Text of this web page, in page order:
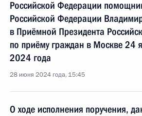
Российской Федерации
Российской Федерации
в Приёмной Президента
по приёму граждан в Москве 24
2024 года
28 июня 2024 года, 15:45
О ходе исполнения поручения,